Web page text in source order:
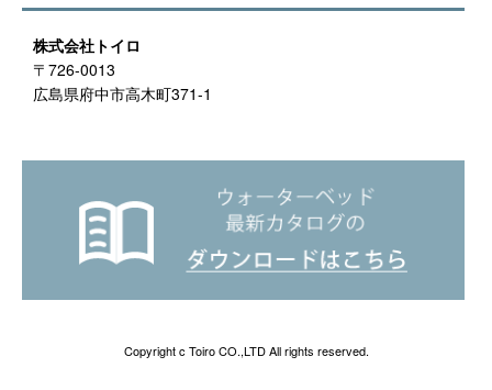
株式会社トイロ
〒726-0013
広島県府中市高木町371-1
Copyright c Toiro CO.,LTD All rights reserved.